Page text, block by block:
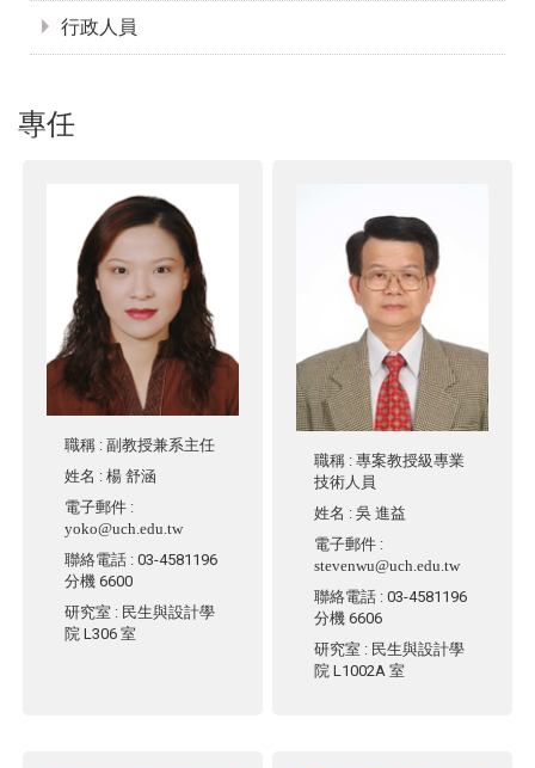
行政人員
專任
職稱 : 副教授兼系主任
姓名 :楊 舒涵
電子郵件 :
yoko@uch.edu.tw
聯絡電話 : 03-4581196
分機 6600
研究室 : 民生與設計學
院 L306 室
職稱 : 專案教授級專業
技術人員
姓名 :吳 進益
電子郵件 :
stevenwu@uch.edu.tw
聯絡電話 : 03-4581196
分機 6606
研究室 : 民生與設計學
院 L1002A 室